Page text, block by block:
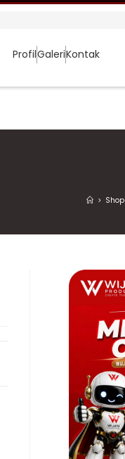
ProfilGaleriKontak
> Shop